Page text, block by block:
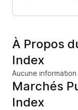
À Propos
Index
Aucune
Marchés
Index